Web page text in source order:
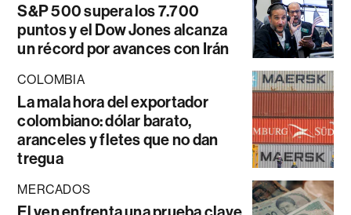
S&P 500 supera los 7.700
puntos y el Dow Jones alcanza
un récord por avances con Irán
COLOMBIA
La mala hora del exportador
colombiano: dólar barato,
aranceles y fletes que no dan
tregua
MERCADOS